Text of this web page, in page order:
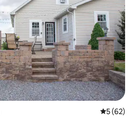
平均评分
5 (62)